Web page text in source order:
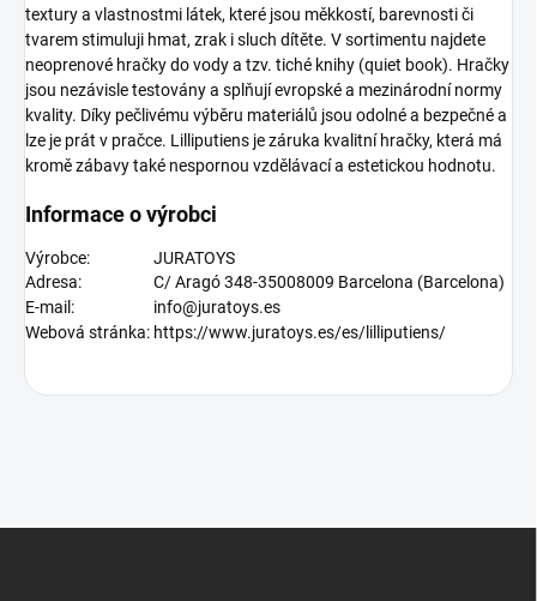
textury a vlastnostmi látek, které jsou měkkostí, barevnosti či
tvarem stimuluji hmat, zrak i sluch dítěte. V sortimentu najdete
neoprenové hračky do vody a tzv. tiché knihy (quiet book). Hračky
jsou nezávisle testovány a splňují evropské a mezinárodní normy
kvality. Díky pečlivému výběru materiálů jsou odolné a bezpečné a
lze je prát v pračce. Lilliputiens je záruka kvalitní hračky, která má
kromě zábavy také nespornou vzdělávací a estetickou hodnotu.
Informace o výrobci
Výrobce:
JURATOYS
Adresa:
C/ Aragó 348-35008009 Barcelona (Barcelona)
E-mail:
info@juratoys.es
Webová stránka: https://www.juratoys.es/es/lilliputiens/